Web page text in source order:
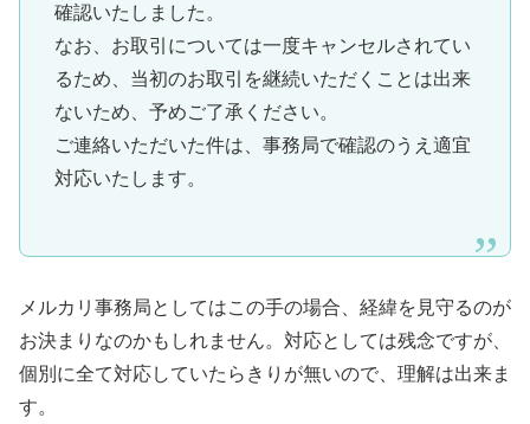
確認いたしました。
なお、お取引については一度キャンセルされてい
るため、当初のお取引を継続いただくことは出来
ないため、予めご了承ください。
ご連絡いただいた件は、事務局で確認のうえ適宜
対応いたします。
メルカリ事務局としてはこの手の場合、経緯を見守るのが
お決まりなのかもしれません。対応としては残念ですが、
個別に全て対応していたらきりが無いので、理解は出来ま
す。